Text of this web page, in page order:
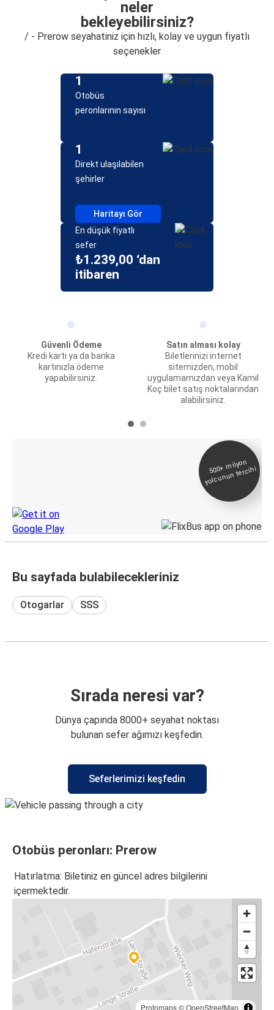
neler
bekleyebilirsiniz?
/ - Prerow seyahatiniz için hızlı, kolay ve uygun fiyatlı
seçenekler
1
Otobüs
peronlarının sayısı
1
Direkt ulaşılabilen
şehirler
Haritayı Gör
En düşük fiyatlı
sefer
₺1.239,00 ‘dan
itibaren
Güvenli Ödeme
Kredi kartı ya da banka
kartınızla ödeme
yapabilirsiniz.
Satın alması kolay
Biletlerinizi internet
sitemizden, mobil
uygulamamızdan veya Kamil
Koç bilet satış noktalarından
alabilirsiniz.
500+
milyon
yolcunun tercihi
Bu sayfada bulabilecekleriniz
Otogarlar SSS
Sırada neresi var?
Dünya çapında 8000+ seyahat noktası
bulunan sefer ağımızı keşfedin.
Seferlerimizi keşfedin
Otobüs peronları: Prerow
Hatırlatma: Biletiniz en güncel adres bilgilerini
içermektedir.
Protomaps©OpenStreetMap